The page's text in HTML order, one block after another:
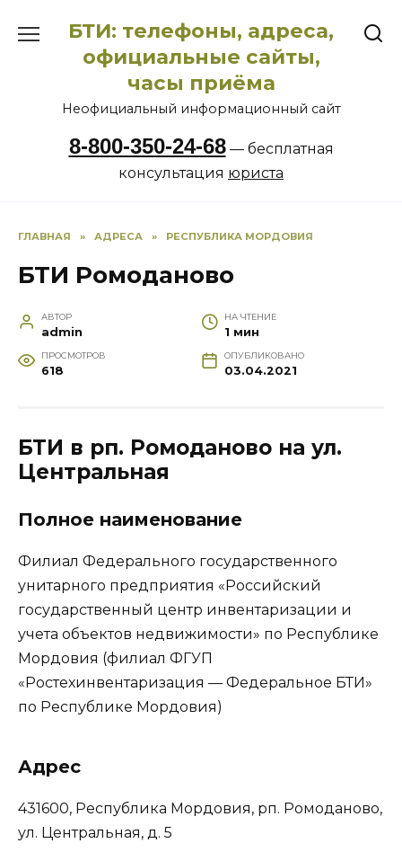
содержанию
БТИ: телефоны, адреса,
официальные сайты,
часы приёма
Неофициальный информационный сайт
8-800-350-24-68— бесплатная
консультация юриста
ГЛАВНАЯ » АДРЕСА » РЕСПУБЛИКА МОРДОВИЯ
БТИ Ромоданово
АВТОР
admin
НА ЧТЕНИЕ
1 мин
ПРОСМОТРОВ
618
ОПУБЛИКОВАНО
03.04.2021
БТИ в рп. Ромоданово на ул.
Центральная
Полное наименование
Филиал Федерального государственного
унитарного предприятия «Российский
государственный центр инвентаризации и
учета объектов недвижимости» по Республике
Мордовия (филиал ФГУП
«Ростехинвентаризация — Федеральное БТИ»
по Республике Мордовия)
Адрес
431600, Республика Мордовия, рп. Ромоданово,
ул. Центральная, д. 5